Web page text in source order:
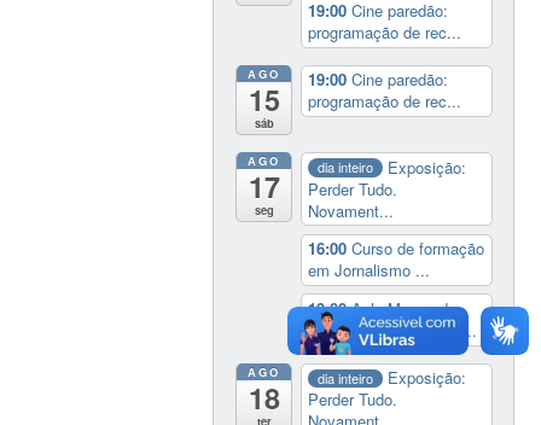
19:00Cine paredão:
programação de rec...
AGO
15
sáb
19:00Cine paredão:
programação de rec...
AGO
17
seg
dia inteiro
Exposição:
Perder Tudo.
Novament...
16:00Curso de formação
em Jornalismo ...
19:00Aula Magna do
IELA: Homenagem ao...
AGO
18
ter
dia inteiro
Exposição:
Perder Tudo.